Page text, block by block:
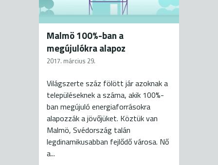
Malmö 100%-ban a
megújulókra alapoz
2017. március 29.
Világszerte száz fölött jár azoknak a
településeknek a száma, akik 100%-
ban megújuló energiaforrásokra
alapozzák a jövőjüket. Köztük van
Malmö, Svédország talán
legdinamikusabban fejlődő városa. Nő
a...